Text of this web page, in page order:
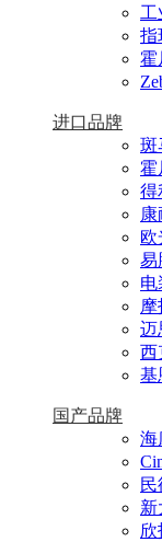
工
指
霍
进口品牌
斑
霍
得
康
欧
易
电
摩
迈
西
基
国产品牌
海
新
欣